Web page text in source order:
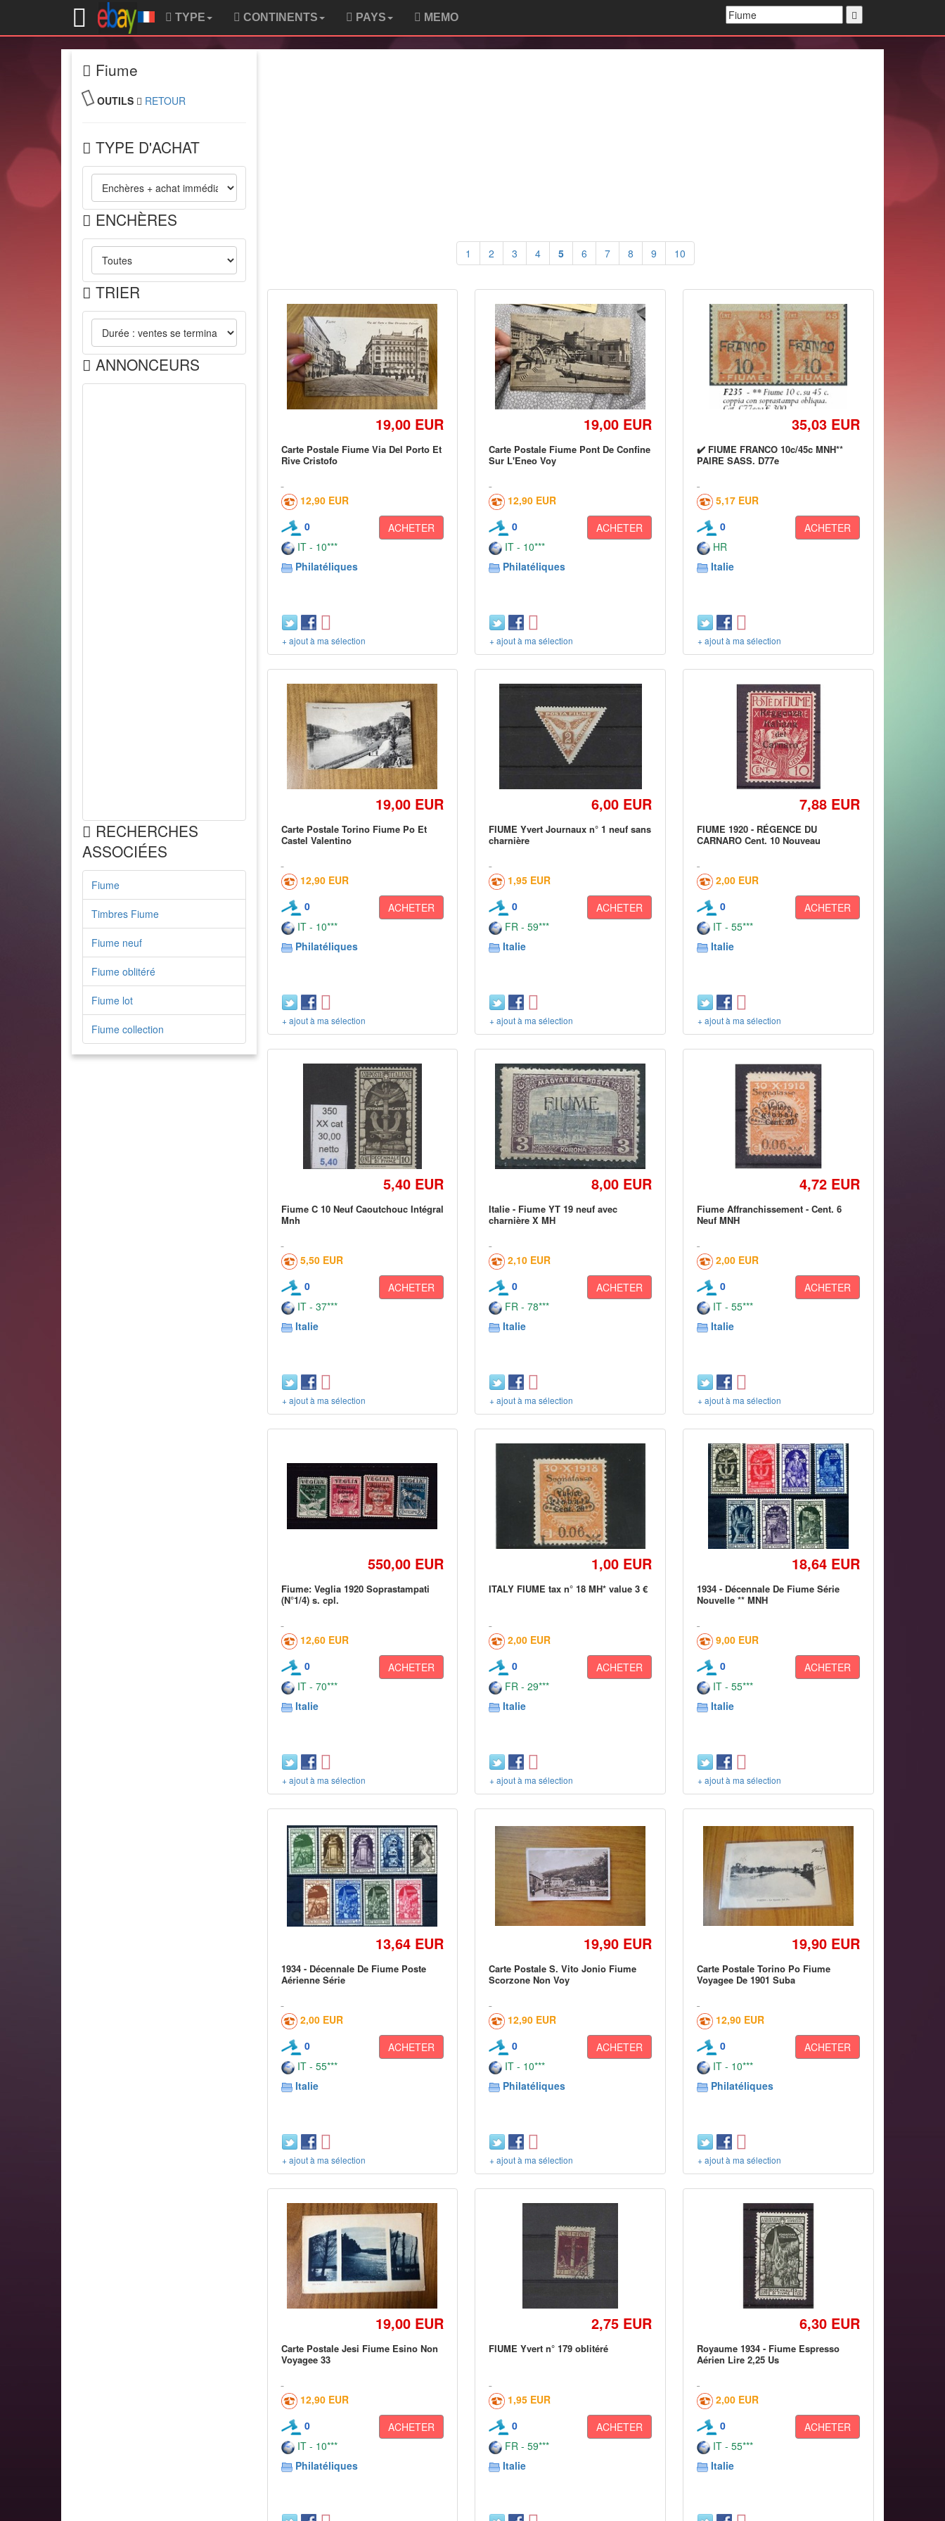
TYPE CONTINENTS PAYS MEMO
Fiume
OUTILS RETOUR
TYPE D'ACHAT
ENCHÈRES
TRIER
ANNONCEURS
RECHERCHES
ASSOCIÉES
Fiume
Timbres Fiume
Fiume neuf
Fiume oblitéré
Fiume lot
Fiume collection
1 2 3 4 5 6 7 8 9 10
19,00 EUR
Carte Postale Fiume Via Del Porto Et
Rive Cristofo
12,90 EUR
0
ACHETER
IT - 10***
Philatéliques
+ ajout à ma sélection
19,00 EUR
Carte Postale Fiume Pont De Confine
Sur L'Eneo Voy
12,90 EUR
0
ACHETER
IT - 10***
Philatéliques
+ ajout à ma sélection
35,03 EUR
✔️ FIUME FRANCO 10c/45c MNH**
PAIRE SASS. D77e
5,17 EUR
0
ACHETER
HR
Italie
+ ajout à ma sélection
19,00 EUR
Carte Postale Torino Fiume Po Et
Castel Valentino
12,90 EUR
0
ACHETER
IT - 10***
Philatéliques
+ ajout à ma sélection
6,00 EUR
FIUME Yvert Journaux n° 1 neuf sans
charnière
1,95 EUR
0
ACHETER
FR - 59***
Italie
+ ajout à ma sélection
7,88 EUR
FIUME 1920 - RÉGENCE DU
CARNARO Cent. 10 Nouveau
2,00 EUR
0
ACHETER
IT - 55***
Italie
+ ajout à ma sélection
5,40 EUR
Fiume C 10 Neuf Caoutchouc Intégral
Mnh
5,50 EUR
0
ACHETER
IT - 37***
Italie
+ ajout à ma sélection
8,00 EUR
Italie - Fiume YT 19 neuf avec
charnière X MH
2,10 EUR
0
ACHETER
FR - 78***
Italie
+ ajout à ma sélection
4,72 EUR
Fiume Affranchissement - Cent. 6
Neuf MNH
2,00 EUR
0
ACHETER
IT - 55***
Italie
+ ajout à ma sélection
550,00 EUR
Fiume: Veglia 1920 Soprastampati
(N°1/4) s. cpl.
12,60 EUR
0
ACHETER
IT - 70***
Italie
+ ajout à ma sélection
1,00 EUR
ITALY FIUME tax n° 18 MH* value 3 €
2,00 EUR
0
ACHETER
FR - 29***
Italie
+ ajout à ma sélection
18,64 EUR
1934 - Décennale De Fiume Série
Nouvelle ** MNH
9,00 EUR
0
ACHETER
IT - 55***
Italie
+ ajout à ma sélection
13,64 EUR
1934 - Décennale De Fiume Poste
Aérienne Série
2,00 EUR
0
ACHETER
IT - 55***
Italie
+ ajout à ma sélection
19,90 EUR
Carte Postale S. Vito Jonio Fiume
Scorzone Non Voy
12,90 EUR
0
ACHETER
IT - 10***
Philatéliques
+ ajout à ma sélection
19,90 EUR
Carte Postale Torino Po Fiume
Voyagee De 1901 Suba
12,90 EUR
0
ACHETER
IT - 10***
Philatéliques
+ ajout à ma sélection
19,00 EUR
Carte Postale Jesi Fiume Esino Non
Voyagee 33
12,90 EUR
0
ACHETER
IT - 10***
Philatéliques
2,75 EUR
FIUME Yvert n° 179 oblitéré
1,95 EUR
0
ACHETER
FR - 59***
Italie
6,30 EUR
Royaume 1934 - Fiume Espresso
Aérien Lire 2,25 Us
2,00 EUR
0
ACHETER
IT - 55***
Italie